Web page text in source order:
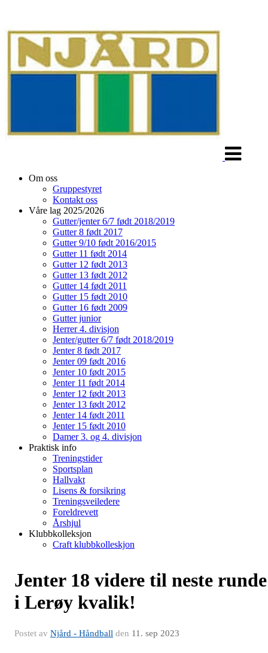
Om oss
Gruppestyret
Kontakt oss
Våre lag 2025/2026
Gutter/jenter 6/7 født 2018/2019
Gutter 8 født 2017
Gutter 9/10 født 2016/2015
Gutter 11 født 2014
Gutter 12 født 2013
Gutter 13 født 2012
Gutter 14 født 2011
Gutter 15 født 2010
Gutter 16 født 2009
Gutter junior
Herrer 4. divisjon
Jenter/gutter 6/7 født 2018/2019
Jenter 8 født 2017
Jenter 09 født 2016
Jenter 10 født 2015
Jenter 11 født 2014
Jenter 12 født 2013
Jenter 13 født 2012
Jenter 14 født 2011
Jenter 15 født 2010
Damer 3. og 4. divisjon
Praktisk info
Treningstider
Sportsplan
Hallvakt
Lisens & forsikring
Treningsveiledere
Foreldrevett
Årshjul
Klubbkolleksjon
Craft klubbkolleskjon
Jenter 18 videre til neste runde
i Lerøy kvalik!
Postet av Njård - Håndball den 11. sep 2023